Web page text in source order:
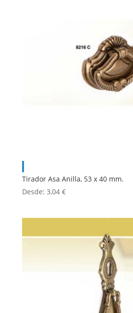
Tirador Asa Anilla, 53 x 40 mm.
Desde: 3,04 €